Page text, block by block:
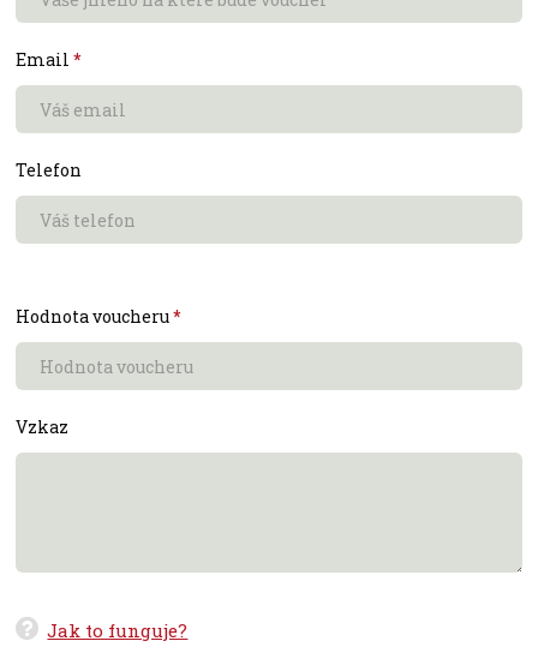
Email*
Telefon
Hodnota voucheru*
Vzkaz
Jak to funguje?